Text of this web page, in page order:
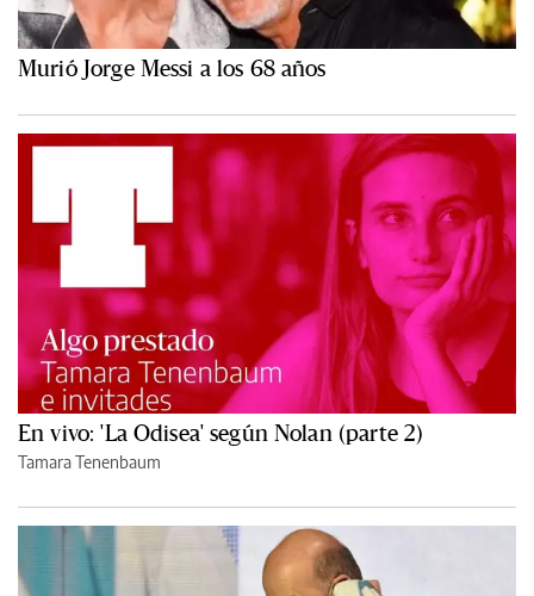
Murió Jorge Messi a los 68 años
En vivo: 'La Odisea' según Nolan (parte 2)
Tamara Tenenbaum